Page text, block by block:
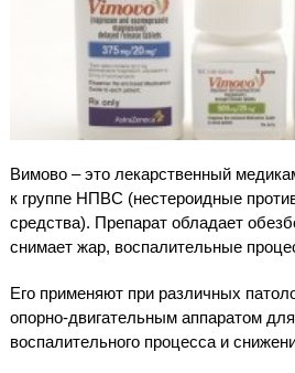
Вимово – это лекарственный
к группе НПВС (нестероидные
средства). Препарат обладает
снимает жар, воспалительные
Его применяют при различных
опорно-двигательным аппаратом
воспалительного процесса и